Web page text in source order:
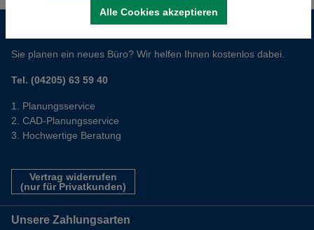
Service-Hotline
Sie planen ein neues Büro? Wir helfen Ihnen kostenlos dabei.
Tel. (04205) 63 59 40
Planungsservice
CAD-Planungsservice
Hochwertige Beratung
Vertrag widerrufen
(nur für Privatkunden)
Unsere Zahlungsarten
Alle Cookies akzeptieren